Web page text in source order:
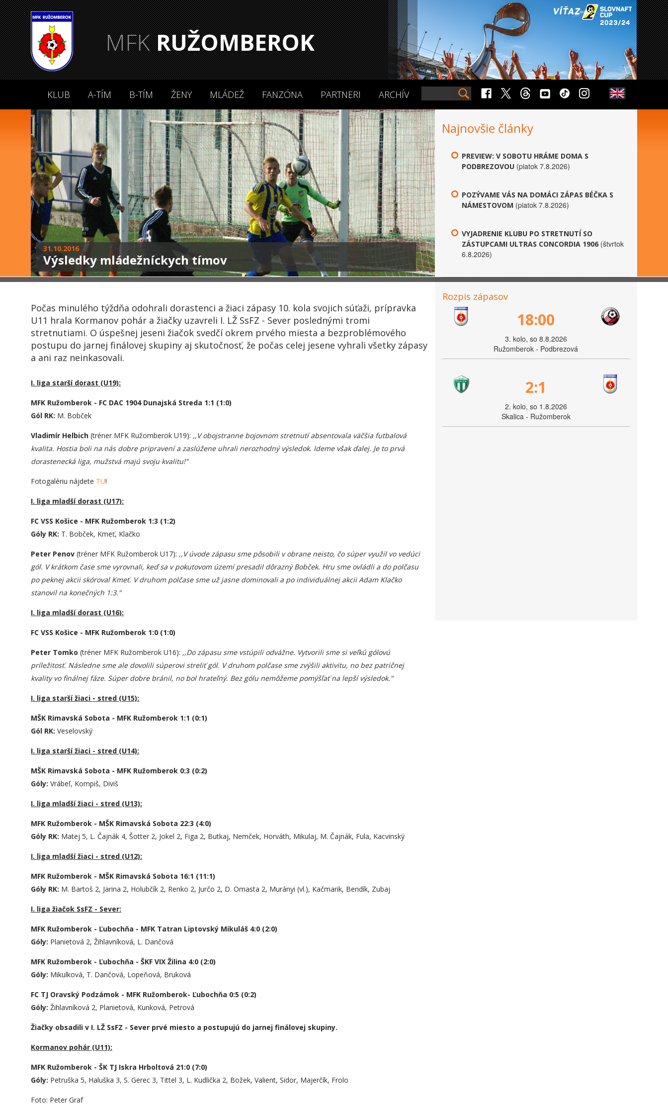
MFKRUŽOMBEROK
KLUB A-TÍM B-TÍM ŽENY MLÁDEŽ FANZÓNA PARTNERI ARCHÍV
31.10.2016
Výsledky mládežníckych tímov
Najnovšie články
PREVIEW: V SOBOTU HRÁME DOMA S
PODBREZOVOU (piatok 7.8.2026)
POZÝVAME VÁS NA DOMÁCI ZÁPAS BÉČKA S
NÁMESTOVOM (piatok 7.8.2026)
VYJADRENIE KLUBU PO STRETNUTÍ SO
ZÁSTUPCAMI ULTRAS CONCORDIA 1906 (štvrtok
6.8.2026)
Počas minulého týždňa odohrali dorastenci a žiaci zápasy 10. kola svojich súťaži, prípravka
U11 hrala Kormanov pohár a žiačky uzavreli I. LŽ SsFZ - Sever poslednými tromi
stretnutiami. O úspešnej jeseni žiačok svedčí okrem prvého miesta a bezproblémového
postupu do jarnej finálovej skupiny aj skutočnosť, že počas celej jesene vyhrali všetky zápasy
a ani raz neinkasovali.
I. liga starší dorast (U19):
MFK Ružomberok - FC DAC 1904 Dunajská Streda 1:1 (1:0)
Gól RK: M. Bobček
Vladimír Helbich (tréner MFK Ružomberok U19): ,,V obojstranne bojovnom stretnutí absentovala väčšia futbalová
kvalita. Hostia boli na nás dobre pripravení a zaslúžene uhrali nerozhodný výsledok. Ideme však ďalej. Je to prvá
dorastenecká liga, mužstvá majú svoju kvalitu!"
Fotogalériu nájdete TU!
I. liga mladší dorast (U17):
FC VSS Košice - MFK Ružomberok 1:3 (1:2)
Góly RK: T. Bobček, Kmeť, Klačko
Peter Penov (tréner MFK Ružomberok U17): ,,V úvode zápasu sme pôsobili v obrane neisto, čo súper využil vo vedúci
gól. V krátkom čase sme vyrovnali, keď sa v pokutovom území presadil dôrazný Bobček. Hru sme ovládli a do polčasu
po peknej akcii skóroval Kmeť. V druhom polčase sme už jasne dominovali a po individuálnej akcii Adam Klačko
stanovil na konečných 1:3."
I. liga mladší dorast (U16):
FC VSS Košice - MFK Ružomberok 1:0 (1:0)
Peter Tomko (tréner MFK Ružomberok U16): ,,Do zápasu sme vstúpili odvážne. Vytvorili sme si veľkú gólovú
príležitosť. Následne sme ale dovolili súperovi streliť gól. V druhom polčase sme zvýšili aktivitu, no bez patričnej
kvality vo finálnej fáze. Súper dobre bránil, no bol hrateľný. Bez gólu nemôžeme pomýšľať na lepší výsledok."
I. liga starší žiaci - stred (U15):
MŠK Rimavská Sobota - MFK Ružomberok 1:1 (0:1)
Gól RK: Veselovský
I. liga starší žiaci - stred (U14):
MŠK Rimavská Sobota - MFK Ružomberok 0:3 (0:2)
Góly: Vrábeľ, Kompiš, Diviš
I. liga mladší žiaci - stred (U13):
MFK Ružomberok - MŠK Rimavská Sobota 22:3 (4:0)
Góly RK: Matej 5, L. Čajnák 4, Šotter 2, Jokel 2, Figa 2, Butkaj, Nemček, Horváth, Mikulaj, M. Čajnák, Fula, Kacvinský
I. liga mladší žiaci - stred (U12):
MFK Ružomberok - MŠK Rimavská Sobota 16:1 (11:1)
Góly RK: M. Bartoš 2, Jarina 2, Holubčík 2, Renko 2, Jurčo 2, D. Omasta 2, Murányi (vl.), Kačmarik, Bendík, Zubaj
I. liga žiačok SsFZ - Sever:
MFK Ružomberok - Ľubochňa - MFK Tatran Liptovský Mikuláš 4:0 (2:0)
Góly: Planietová 2, Žihlavníková, L. Dančová
MFK Ružomberok - Ľubochňa - ŠKF VIX Žilina 4:0 (2:0)
Góly: Mikulková, T. Dančová, Lopeňová, Bruková
FC TJ Oravský Podzámok - MFK Ružomberok- Ľubochňa 0:5 (0:2)
Góly: Žihlavníková 2, Planietová, Kunková, Petrová
Žiačky obsadili v I. LŽ SsFZ - Sever prvé miesto a postupujú do jarnej finálovej skupiny.
Kormanov pohár (U11):
MFK Ružomberok - ŠK TJ Iskra Hrboltová 21:0 (7:0)
Góly: Petruška 5, Haluška 3, S. Gerec 3, Tittel 3, L. Kudlička 2, Božek, Valient, Sidor, Majerčík, Frolo
Foto: Peter Graf
Rozpis zápasov
18:00
3. kolo, so 8.8.2026
Ružomberok - Podbrezová
2:1
2. kolo, so 1.8.2026
Skalica - Ružomberok